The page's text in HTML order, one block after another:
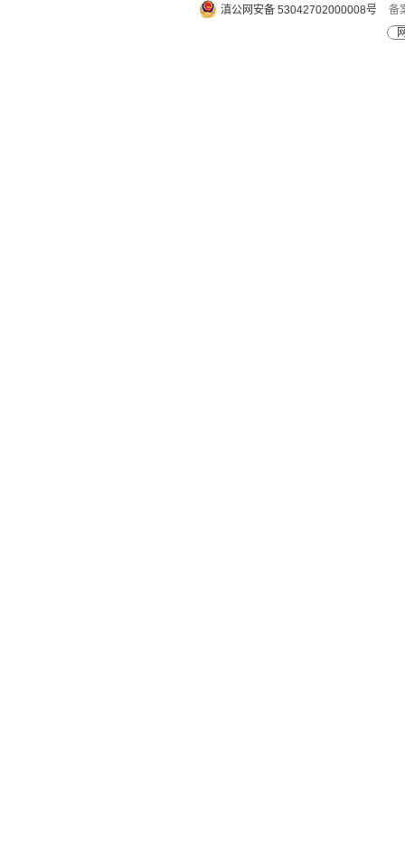
滇公网安备 53042702000008号
备